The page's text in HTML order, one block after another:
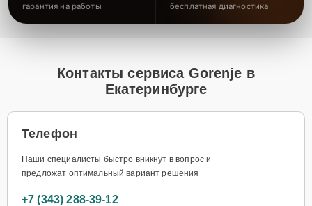
гарантия на работы бесплатная диагностика
Контакты сервиса Gorenje в
Екатеринбурге
Телефон
Наши специалисты быстро вникнут в вопрос и
предложат оптимальный вариант решения
+7 (343) 288-39-12